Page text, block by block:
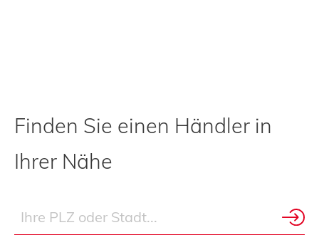
Finden Sie einen Händler in
Ihrer Nähe